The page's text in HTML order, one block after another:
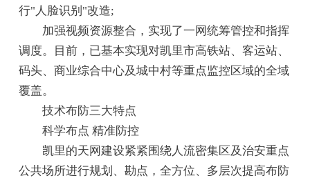
行"人脸识别"改造;
加强视频资源整合，实现了一网统筹管控和指挥
调度。目前，已基本实现对凯里市高铁站、客运站、
码头、商业综合中心及城中村等重点监控区域的全域
覆盖。
技术布防三大特点
科学布点 精准防控
凯里的天网建设紧紧围绕人流密集区及治安重点
公共场所进行规划、勘点，全方位、多层次提高布防